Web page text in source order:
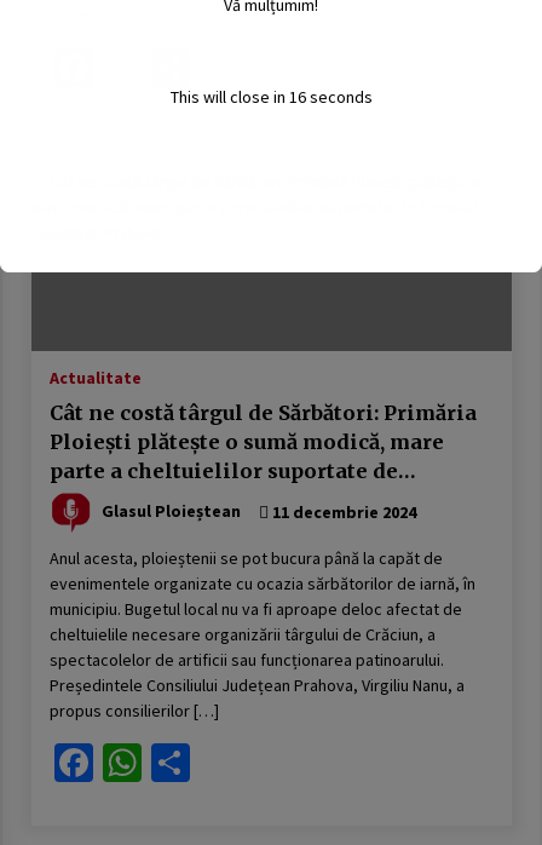
Actualitate
Cât ne costă târgul de Sărbători: Primăria
Ploiești plătește o sumă modică, mare
parte a cheltuielilor suportate de
Consiliul Județean Prahova
Glasul Ploieștean 11 decembrie 2024
Anul acesta, ploieștenii se pot bucura până la capăt de
evenimentele organizate cu ocazia sărbătorilor de iarnă, în
municipiu. Bugetul local nu va fi aproape deloc afectat de
cheltuielile necesare organizării târgului de Crăciun, a
spectacolelor de artificii sau funcționarea patinoarului.
Președintele Consiliului Județean Prahova, Virgiliu Nanu, a
propus consilierilor […]
Facebook
WhatsApp
Partajează
This will close in 15seconds